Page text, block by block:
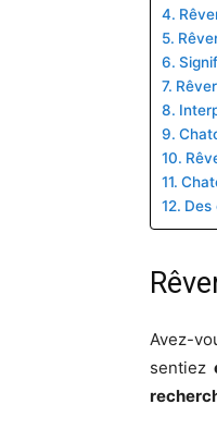
Des
Avez-
sentiez